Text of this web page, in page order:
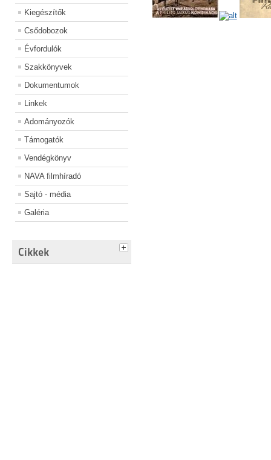
Kiegészítők
Csődobozok
Évfordulók
Szakkönyvek
Dokumentumok
Linkek
Adományozók
Támogatók
Vendégkönyv
NAVA filmhíradó
Sajtó - média
Galéria
Cikkek